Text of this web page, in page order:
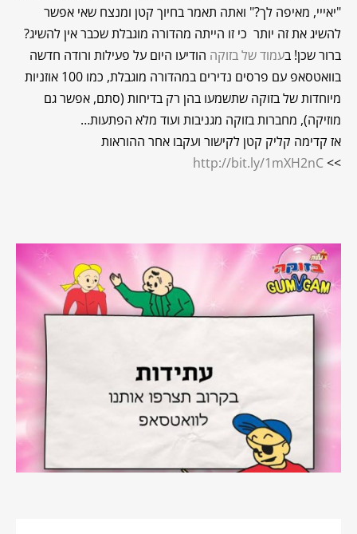
"יאייי, מאיפה לך?" ואתה תאמר בחיוך קטן ומנצח שאי אפשר
להשיג את זה יותר כי זו הייתה מהדורה מוגבלת שכבר אין להשיג?
ברור שכן! בעמוד של בזוקה הודיעו היום על פעילות ורודה חדשה
בוואטסאפ עם פרסים נדירים במהדורה מוגבלת, כמו 100 אוזניות
מיוחדות של בזוקה שתשמעו בהן רק בדיחות (סתם, אפשר גם
מוזיקה), מחברות בזוקה מגניבות ועוד מלא הפתעות…
אז קדימה קליק קטן לקישור ועקבו אחר ההוראות
>>
http://bit.ly/1mXH2nC